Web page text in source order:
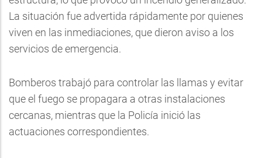
La situación fue advertida rápidamente por quienes
viven en las inmediaciones, que dieron aviso a los
servicios de emergencia.
Bomberos trabajó para controlar las llamas y evitar
que el fuego se propagara a otras instalaciones
cercanas, mientras que la Policía inició las
actuaciones correspondientes.